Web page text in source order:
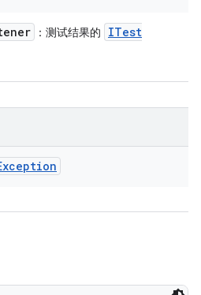
：测试结果的
ITest